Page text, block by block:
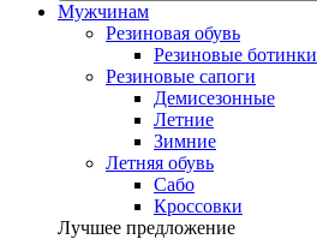
Мужчинам
Резиновая обувь
Резиновые ботинки
Резиновые сапоги
Демисезонные
Летние
Зимние
Летняя обувь
Сабо
Кроссовки
Лучшее предложение